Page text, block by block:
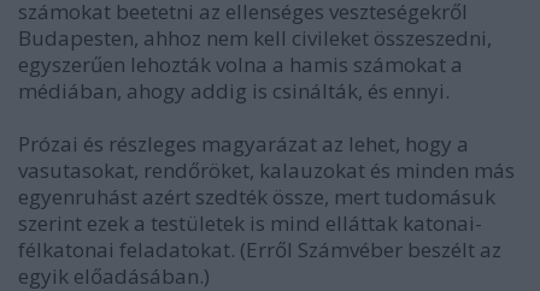
számokat beetetni az ellenséges veszteségekről
Budapesten, ahhoz nem kell civileket összeszedni,
egyszerűen lehozták volna a hamis számokat a
médiában, ahogy addig is csinálták, és ennyi.
Prózai és részleges magyarázat az lehet, hogy a
vasutasokat, rendőröket, kalauzokat és minden más
egyenruhást azért szedték össze, mert tudomásuk
szerint ezek a testületek is mind elláttak katonai-
félkatonai feladatokat. (Erről Számvéber beszélt az
egyik előadásában.)